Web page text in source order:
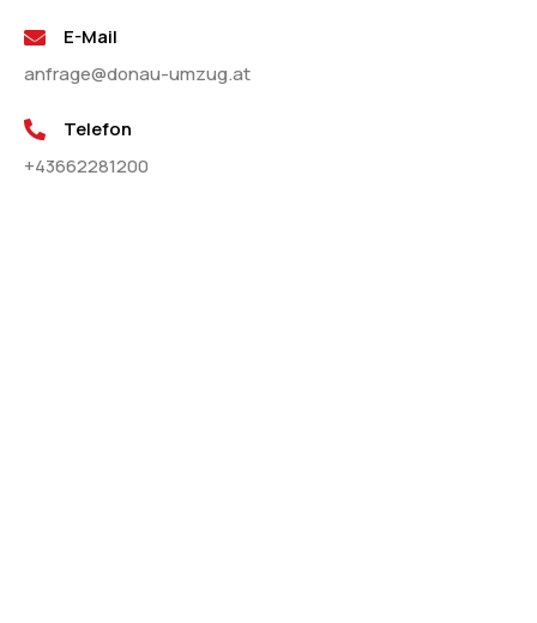
E-Mail
anfrage@donau-umzug.at
Telefon
+43662281200